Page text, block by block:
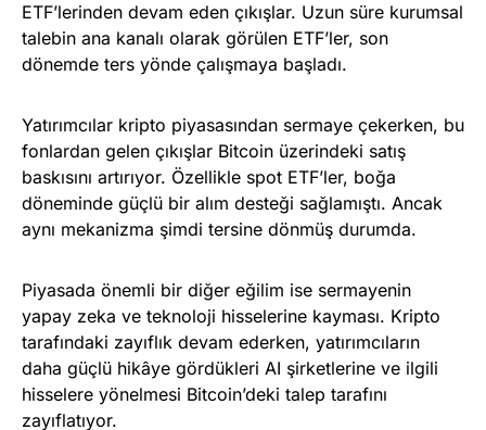
ETF’lerinden devam eden çıkışlar. Uzun süre kurumsal
talebin ana kanalı olarak görülen ETF’ler, son
dönemde ters yönde çalışmaya başladı.
Yatırımcılar kripto piyasasından sermaye çekerken, bu
fonlardan gelen çıkışlar Bitcoin üzerindeki satış
baskısını artırıyor. Özellikle spot ETF’ler, boğa
döneminde güçlü bir alım desteği sağlamıştı. Ancak
aynı mekanizma şimdi tersine dönmüş durumda.
Piyasada önemli bir diğer eğilim ise sermayenin
yapay zeka ve teknoloji hisselerine kayması. Kripto
tarafındaki zayıflık devam ederken, yatırımcıların
daha güçlü hikâye gördükleri AI şirketlerine ve ilgili
hisselere yönelmesi Bitcoin’deki talep tarafını
zayıflatıyor.